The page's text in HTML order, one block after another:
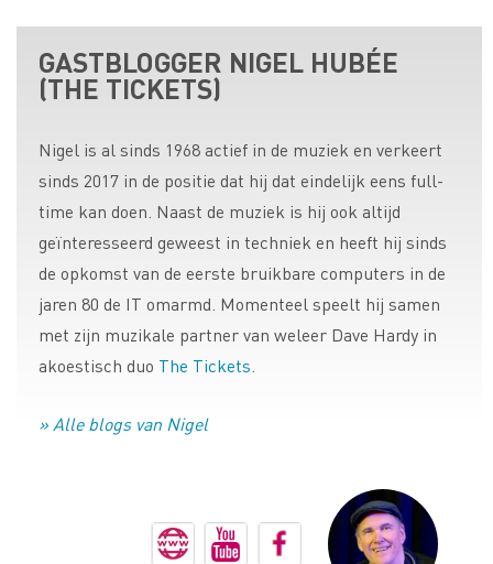
GASTBLOGGER NIGEL HUBÉE
(THE TICKETS)
Nigel is al sinds 1968 actief in de muziek en verkeert
sinds 2017 in de positie dat hij dat eindelijk eens full-
time kan doen. Naast de muziek is hij ook altijd
geïnteresseerd geweest in techniek en heeft hij sinds
de opkomst van de eerste bruikbare computers in de
jaren 80 de IT omarmd. Momenteel speelt hij samen
met zijn muzikale partner van weleer Dave Hardy in
akoestisch duo The Tickets.
» Alle blogs van Nigel